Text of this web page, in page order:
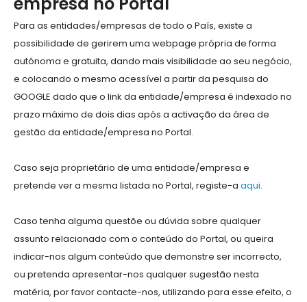
Para as entidades/empresas de todo o País, existe a
possibilidade de gerirem uma webpage própria de forma
autónoma e gratuita, dando mais visibilidade ao seu negócio,
e colocando o mesmo acessível a partir da pesquisa do
GOOGLE dado que o link da entidade/empresa é indexado no
prazo máximo de dois dias após a activação da área de
gestão da entidade/empresa no Portal.
Caso seja proprietário de uma entidade/empresa e
pretende ver a mesma listada no Portal, registe-a aqui.
Caso tenha alguma questõe ou dúvida sobre qualquer
assunto relacionado com o conteúdo do Portal, ou queira
indicar-nos algum conteúdo que demonstre ser incorrecto,
ou pretenda apresentar-nos qualquer sugestão nesta
matéria, por favor contacte-nos, utilizando para esse efeito, o